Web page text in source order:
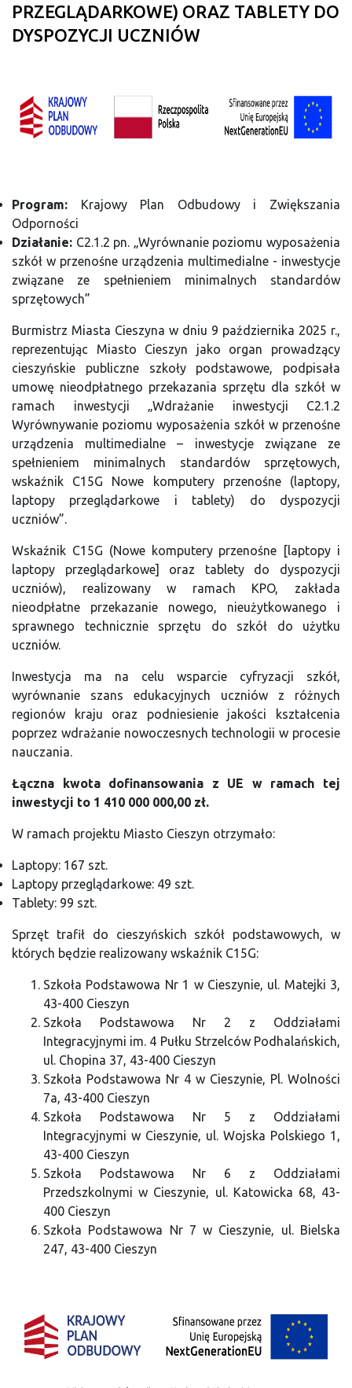
PRZEGLĄDARKOWE) ORAZ TABLETY DO
DYSPOZYCJI UCZNIÓW
Program: Krajowy Plan Odbudowy i Zwiększania
Odporności
Działanie: C2.1.2 pn. „Wyrównanie poziomu wyposażenia
szkół w przenośne urządzenia multimedialne - inwestycje
związane ze spełnieniem minimalnych standardów
sprzętowych”
Burmistrz Miasta Cieszyna w dniu 9 października 2025 r.,
reprezentując Miasto Cieszyn jako organ prowadzący
cieszyńskie publiczne szkoły podstawowe, podpisała
umowę nieodpłatnego przekazania sprzętu dla szkół w
ramach inwestycji „Wdrażanie inwestycji C2.1.2
Wyrównywanie poziomu wyposażenia szkół w przenośne
urządzenia multimedialne – inwestycje związane ze
spełnieniem minimalnych standardów sprzętowych,
wskaźnik C15G Nowe komputery przenośne (laptopy,
laptopy przeglądarkowe i tablety) do dyspozycji
uczniów”.
Wskaźnik C15G (Nowe komputery przenośne [laptopy i
laptopy przeglądarkowe] oraz tablety do dyspozycji
uczniów), realizowany w ramach KPO, zakłada
nieodpłatne przekazanie nowego, nieużytkowanego i
sprawnego technicznie sprzętu do szkół do użytku
uczniów.
Inwestycja ma na celu wsparcie cyfryzacji szkół,
wyrównanie szans edukacyjnych uczniów z różnych
regionów kraju oraz podniesienie jakości kształcenia
poprzez wdrażanie nowoczesnych technologii w procesie
nauczania.
Łączna kwota dofinansowania z UE w ramach tej
inwestycji to 1 410 000 000,00 zł.
W ramach projektu Miasto Cieszyn otrzymało:
Laptopy: 167 szt.
Laptopy przeglądarkowe: 49 szt.
Tablety: 99 szt.
Sprzęt trafił do cieszyńskich szkół podstawowych, w
których będzie realizowany wskaźnik C15G:
Szkoła Podstawowa Nr 1 w Cieszynie, ul. Matejki 3,
43-400 Cieszyn
Szkoła Podstawowa Nr 2 z Oddziałami
Integracyjnymi im. 4 Pułku Strzelców Podhalańskich,
ul. Chopina 37, 43-400 Cieszyn
Szkoła Podstawowa Nr 4 w Cieszynie, Pl. Wolności
7a, 43-400 Cieszyn
Szkoła Podstawowa Nr 5 z Oddziałami
Integracyjnymi w Cieszynie, ul. Wojska Polskiego 1,
43-400 Cieszyn
Szkoła Podstawowa Nr 6 z Oddziałami
Przedszkolnymi w Cieszynie, ul. Katowicka 68, 43-
400 Cieszyn
Szkoła Podstawowa Nr 7 w Cieszynie, ul. Bielska
247, 43-400 Cieszyn